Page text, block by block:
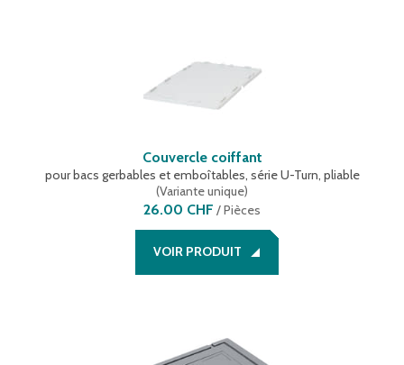
Couvercle coiffant
pour bacs gerbables et emboîtables, série U-Turn, pliable
(Variante unique)
26.00 CHF /Pièces
VOIR PRODUIT